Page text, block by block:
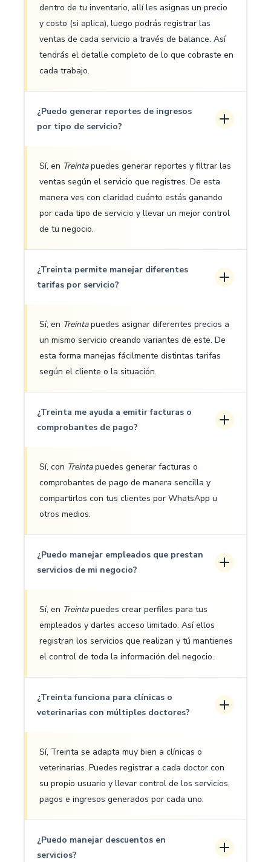
dentro de tu inventario, allí les asignas un precio
y costo (si aplica), luego podrás registrar las
ventas de cada servicio a través de balance. Así
tendrás el detalle completo de lo que cobraste en
cada trabajo.
¿Puedo generar reportes de ingresos
por tipo de servicio?
Sí, en Treintapuedes generar reportes y filtrar las
ventas según el servicio que registres. De esta
manera ves con claridad cuánto estás ganando
por cada tipo de servicio y llevar un mejor control
de tu negocio.
¿Treinta permite manejar diferentes
tarifas por servicio?
Sí, en Treintapuedes asignar diferentes precios a
un mismo servicio creando variantes de este. De
esta forma manejas fácilmente distintas tarifas
según el cliente o la situación.
¿Treinta me ayuda a emitir facturas o
comprobantes de pago?
Sí, con Treintapuedes generar facturas o
comprobantes de pago de manera sencilla y
compartirlos con tus clientes por WhatsApp u
otros medios.
¿Puedo manejar empleados que prestan
servicios de mi negocio?
Sí, en Treintapuedes crear perfiles para tus
empleados y darles acceso limitado. Así ellos
registran los servicios que realizan y tú mantienes
el control de toda la información del negocio.
¿Treinta funciona para clínicas o
veterinarias con múltiples doctores?
Sí, Treinta se adapta muy bien a clínicas o
veterinarias. Puedes registrar a cada doctor con
su propio usuario y llevar control de los servicios,
pagos e ingresos generados por cada uno.
¿Puedo manejar descuentos en
servicios?